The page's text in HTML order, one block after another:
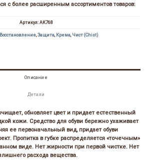
с более расширенным ассортиментов товаров:
Артикул: АК768
Восстановление, Защита, Крема, Чист (Chist)
Описание
Детали
обновляет цвет и придает естественный
кожи. Средство для обуви бережно ухаживает
ее первоначальный вид, придает обуви
Пропитка в губке распределяется «точечным»
виде. Нет жирности при первой чистке. Нет
расхода вещества.